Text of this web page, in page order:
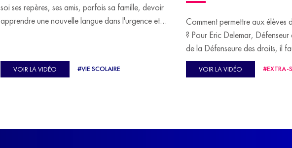
soi ses repères, ses amis, parfois sa famille, devoir
apprendre une nouvelle langue dans l'urgence et
C'est l'histoire de nombreux réfugiés, et notamment
celle de Lisa Machukha, que nous vous proposons de
VOIR LA VIDÉO #VIE SCOLAIRE
Comment permettre aux élèves
? Pour Eric Delemar,
de la Défenseure des droits, il
s'occuper d'eux durant l'entièreté
passent à l'école, et pas
l'exemple d'élèves "qui ont une
VOIR LA VIDÉO #EXTRA-